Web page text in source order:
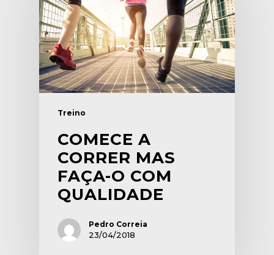
Treino
COMECE A
CORRER MAS
FAÇA-O COM
QUALIDADE
Pedro Correia
23/04/2018